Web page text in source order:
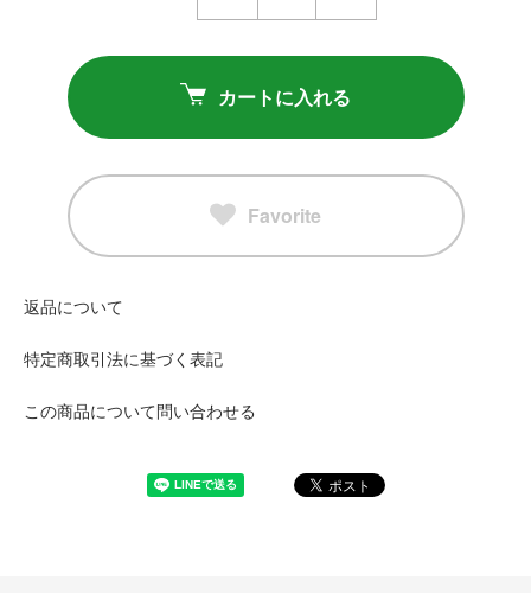
カートに入れる
Favorite
返品について
特定商取引法に基づく表記
この商品について問い合わせる